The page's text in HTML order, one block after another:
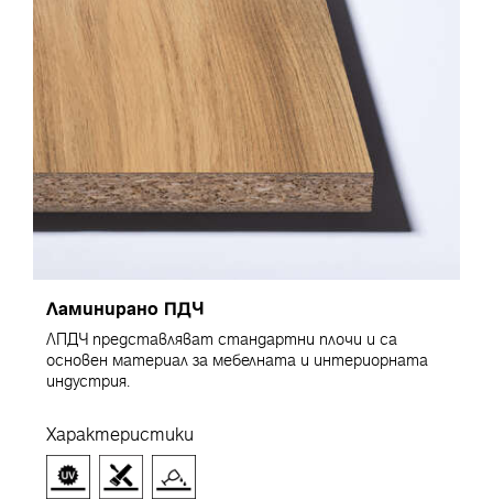
Ламинирано ПДЧ
ЛПДЧ представляват стандартни плочи и са
основен материал за мебелната и интериорната
индустрия.
Характеристики